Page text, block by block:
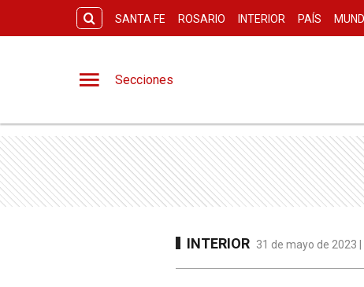
SANTA FE ROSARIO INTERIOR PAÍS
Secciones
INTERIOR 31 de mayo de 2023